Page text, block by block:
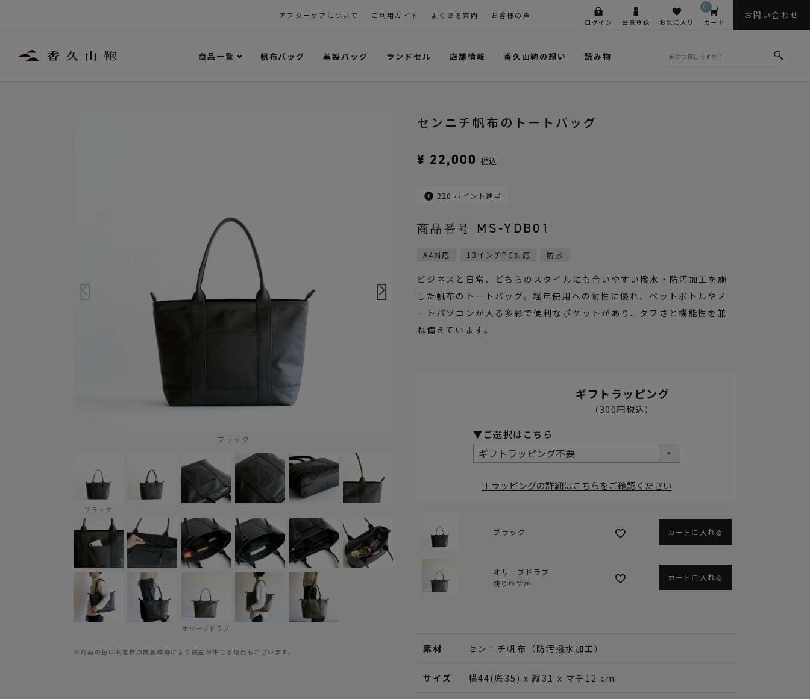
アフターケアについて ご利用ガイド よくある質問 お客様の声
ログイン 会員登録 お気に入り カート
0
お問い合わせ
商品一覧 帆布バッグ 革製バッグ ランドセル 店舗情報 香久山鞄の想い 読み物
ブラック
ブラック
オリーブドラブ
※商品の色はお客様の閲覧環境により誤差が生じる場合もございます。
センニチ帆布のトートバッグ
¥ 22,000 税込
220 ポイント進呈
商品番号 MS-YDB01
A4対応 13インチPC対応 防水
ビジネスと日常、どちらのスタイルにも合いやすい撥水・防汚加工を施
した帆布のトートバッグ。経年使用への耐性に優れ、ペットボトルやノ
ートパソコンが入る多彩で便利なポケットがあり、タフさと機能性を兼
ね備えています。
ギフトラッピング
＋ラッピングの詳細はこちらをご確認ください
ブラック カートに入れる
オリーブドラブ
残りわずか
カートに入れる
素材 センニチ帆布（防汚撥水加工）
サイズ 横44(底35) x 縦31 x マチ12 cm